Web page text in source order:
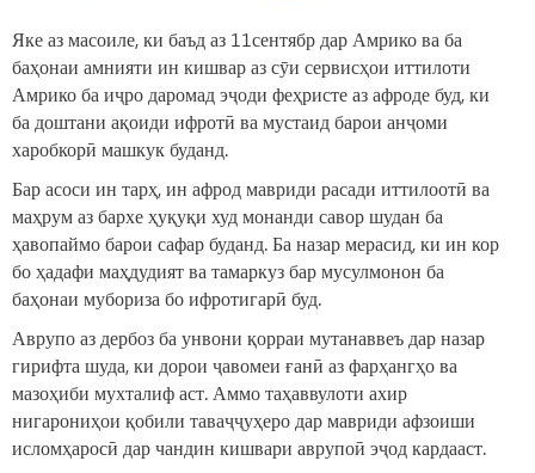
Яке аз масоиле, ки баъд аз 11сентябр дар Амрико ва ба
баҳонаи амнияти ин кишвар аз сӯи сервисҳои иттилоти
Амрико ба иҷро даромад эҷоди феҳристе аз афроде буд, ки
ба доштани ақоиди ифротӣ ва мустаид барои анҷоми
харобкорӣ машкук буданд.
Бар асоси ин тарҳ, ин афрод мавриди расади иттилоотӣ ва
маҳрум аз бархе ҳуқуқи худ монанди савор шудан ба
ҳавопаймо барои сафар буданд. Ба назар мерасид, ки ин кор
бо ҳадафи маҳдудият ва тамаркуз бар мусулмонон ба
баҳонаи мубориза бо ифротигарӣ буд.
Аврупо аз дербоз ба унвони қорраи мутанаввеъ дар назар
гирифта шуда, ки дорои ҷавомеи ғанӣ аз фарҳангҳо ва
мазоҳиби мухталиф аст. Аммо таҳаввулоти ахир
нигарониҳои қобили таваҷҷуҳеро дар мавриди афзоиши
исломҳаросӣ дар чандин кишвари аврупоӣ эҷод кардааст.